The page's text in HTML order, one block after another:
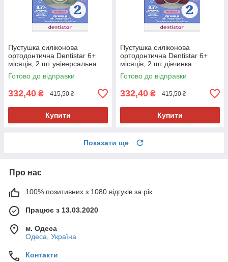
Пустушка силіконова
ортодонтична Dentistar 6+
місяців, 2 шт універсальна
Готово до відправки
332,40 ₴ 415,50 ₴
Купити
Пустушка силіконова
ортодонтична Dentistar 6+
місяців, 2 шт дівчинка
Готово до відправки
332,40 ₴ 415,50 ₴
Купити
Показати ще
Про нас
100% позитивних з 1080 відгуків за рік
Працює з 13.03.2020
м. Одеса
Одеса, Україна
Контакти